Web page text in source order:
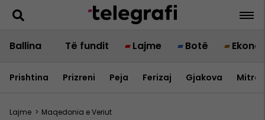
Ballina Të fundit Lajme Botë
Prishtina Prizreni Peja Ferizaj Gjakova
Lajme > Maqedonia e Veriut